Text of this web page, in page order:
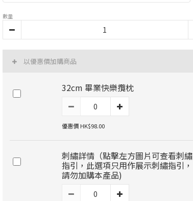
數量
以優惠價加購商品
32cm 畢業快樂攬枕
優惠價 HK$98.00
刺繡詳情（點擊左方圖片可查看刺繡
指引，此選項只用作展示刺繡指引，
請勿加購本產品)